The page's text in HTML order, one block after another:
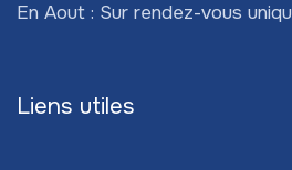
En Aout : Sur rendez-vous
Liens utiles